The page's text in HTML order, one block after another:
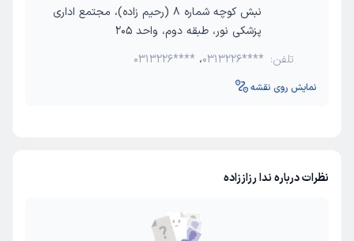
نبش کوچه شماره 8 (رحیم زاده)، مجتمع اداری
پزشکی نور، طبقه دوم، واحد 205
تلفن:
0313226**** ،0313226****
نمایش روی نقشه
نظرات درباره ندا رزاززاده